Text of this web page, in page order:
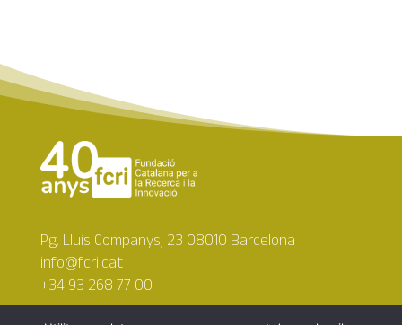
Pg. Lluís Companys, 23 08010 Barcelona
info@fcri.cat
+34 93 268 77 00